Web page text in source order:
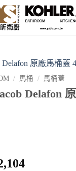
/ 馬桶 / 馬桶蓋
Delafon
目